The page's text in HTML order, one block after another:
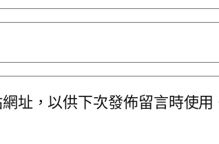
址，以供下次發佈留言時使用